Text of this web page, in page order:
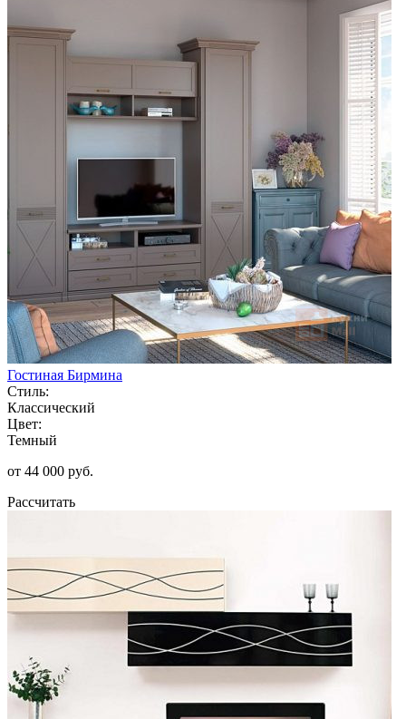
Гостиная Бирмина
Стиль:
Классический
Цвет:
Темный
от 44 000 руб.
Рассчитать